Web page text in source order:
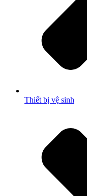
Thiết bị vệ sinh